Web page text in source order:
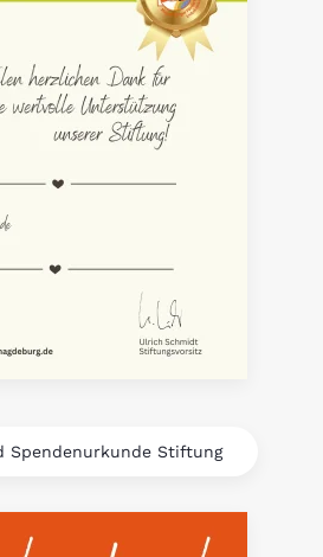
Spendenurkunde Stiftung